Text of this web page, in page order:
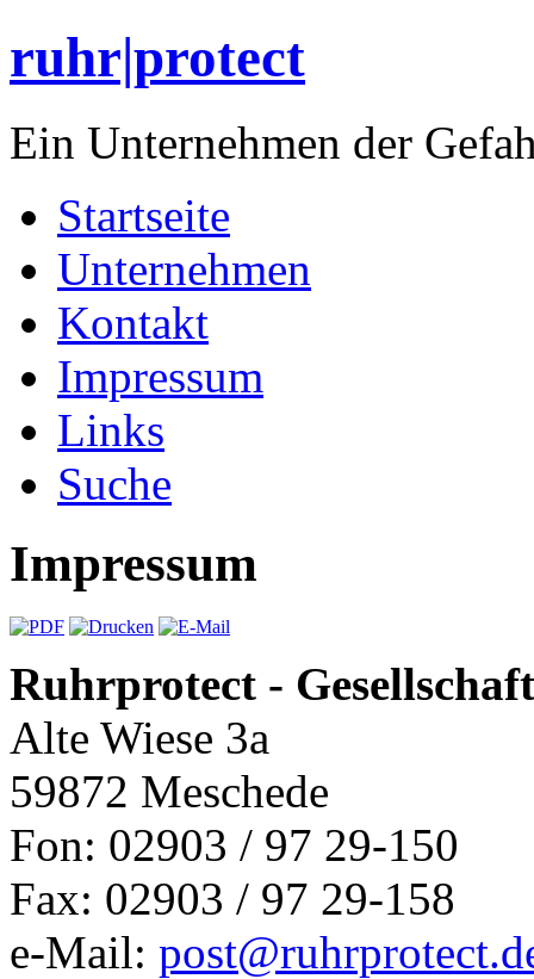
ruhr|protect
Ein Unternehmen der
Startseite
Unternehmen
Kontakt
Impressum
Links
Suche
Impressum
Ruhrprotect -
Alte Wiese 3a
59872 Meschede
Fon: 02903 / 97 29-150
Fax: 02903 / 97 29-158
e-Mail: